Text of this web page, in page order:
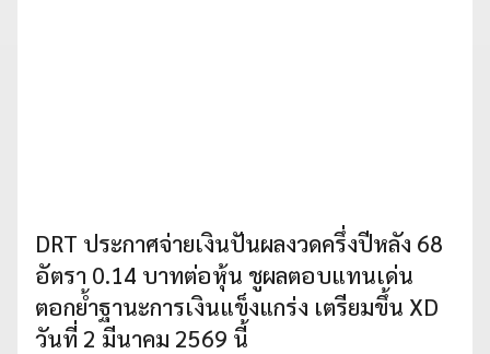
DRT ประกาศจ่ายเงินปันผลงวดครึ่งปีหลัง 68
อัตรา 0.14 บาทต่อหุ้น ชูผลตอบแทนเด่น
ตอกย้ำฐานะการเงินแข็งแกร่ง เตรียมขึ้น XD
วันที่ 2 มีนาคม 2569 นี้